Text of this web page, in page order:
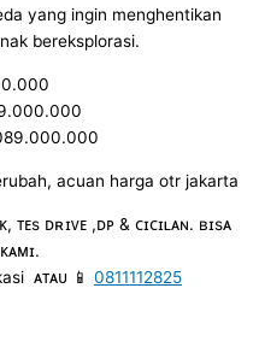
yang ingin menghentikan
bereksplorasi.
acuan harga otr jakarta
ᴛᴇs ᴅʀɪᴠᴇ ,ᴅᴘ & ᴄɪᴄɪʟᴀɴ. ʙɪsᴀ
ᴀᴛᴀᴜ 📱0811112825